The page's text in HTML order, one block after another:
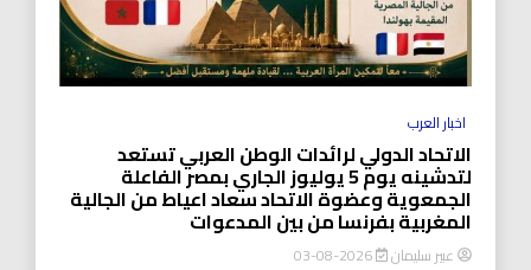
اخبار العرب
الاتحاد الدولي لرائدات الوطن العربي تستعد
لتدشينه يوم 5 يوليوز الجاري بمصر الفاعلة
الجمعوية وعضوة الاتحاد سعاد اعياط من الجالية
المغربية بفرنسا من بين المدعوات
عبير سليمان 2026-08-03